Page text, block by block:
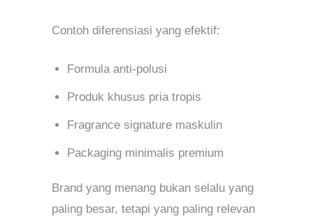
Contoh diferensiasi yang efektif:
Formula anti-polusi
Produk khusus pria tropis
Fragrance signature maskulin
Packaging minimalis premium
Brand yang menang bukan selalu yang
paling besar, tetapi yang paling relevan